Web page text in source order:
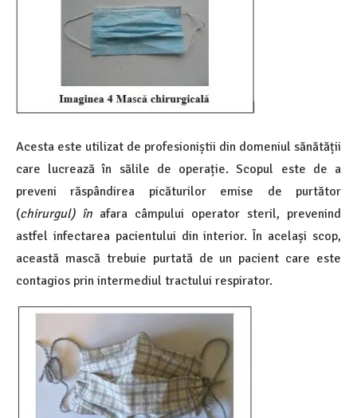
Acesta este utilizat de profesioniștii din domeniul sănătății
care lucrează în sălile de operație. Scopul este de a
preveni răspândirea picăturilor emise de purtător
(chirurgul) în afara câmpului operator steril, prevenind
astfel infectarea pacientului din interior. În același scop,
această mască trebuie purtată de un pacient care este
contagios prin intermediul tractului respirator.